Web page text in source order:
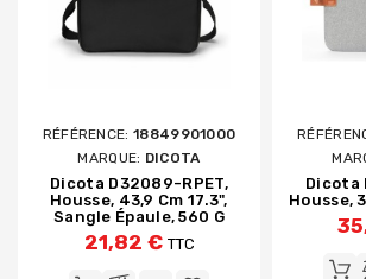
RÉFÉRENCE: 18849901000
MARQUE: DICOTA
Dicota D32089-RPET,
Housse, 43,9 Cm 17.3",
Sangle Épaule, 560 G
21,82 € TTC
Dicota
Housse,